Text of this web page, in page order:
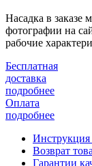
Насадка в заказе
фотографии на
рабочие
Бесплатная
доставка
подробнее
Оплата
подробнее
Возврат
Гарантии